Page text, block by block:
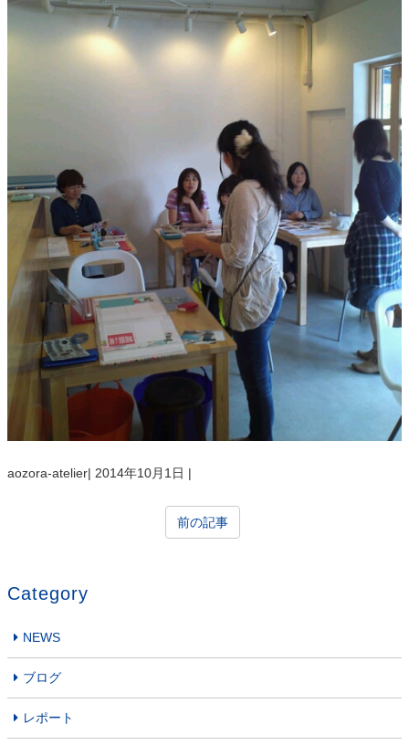
aozora-atelier| 2014年10月1日 |
前の記事
Category
NEWS
ブログ
レポート